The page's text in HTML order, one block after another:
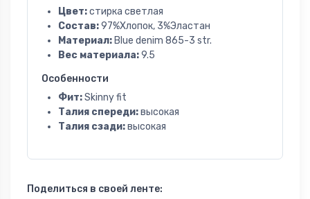
Цвет:стирка светлая
Состав:97%Хлопок, 3%Эластан
Материал: Blue denim 865-3 str.
Вес материала:9.5
Особенности
Фит:Skinny fit
Талия спереди:высокая
Талия сзади:высокая
Поделиться в своей ленте: